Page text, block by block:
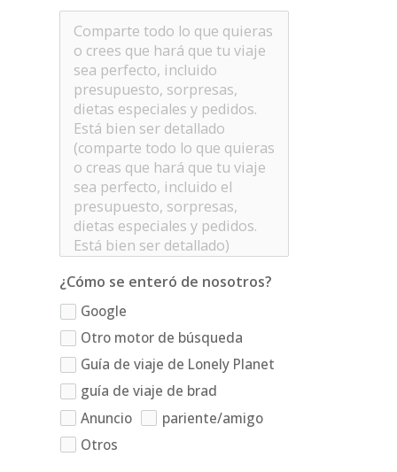
¿Cómo se enteró de nosotros?
Google
Otro motor de búsqueda
Guía de viaje de Lonely Planet
guía de viaje de brad
Anuncio
pariente/amigo
Otros